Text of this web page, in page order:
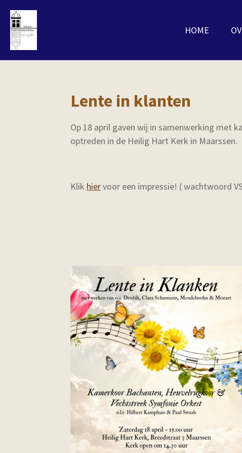
Ga
direct
naar
de
HOME
Lente in klanten
Op 18 april gaven wij in samenwerking met
optreden in de Heilig Hart Kerk in Maarssen.
Klik hiervoor een impressie! ( wachtwoord